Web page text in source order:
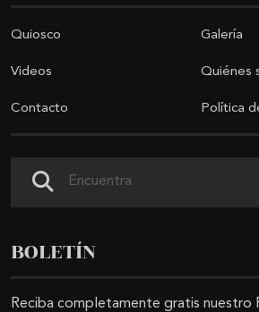
Quiosco Galería
Videos Quiénes
Contacto Política
BOLETÍN
Reciba completamente gratis nuestro